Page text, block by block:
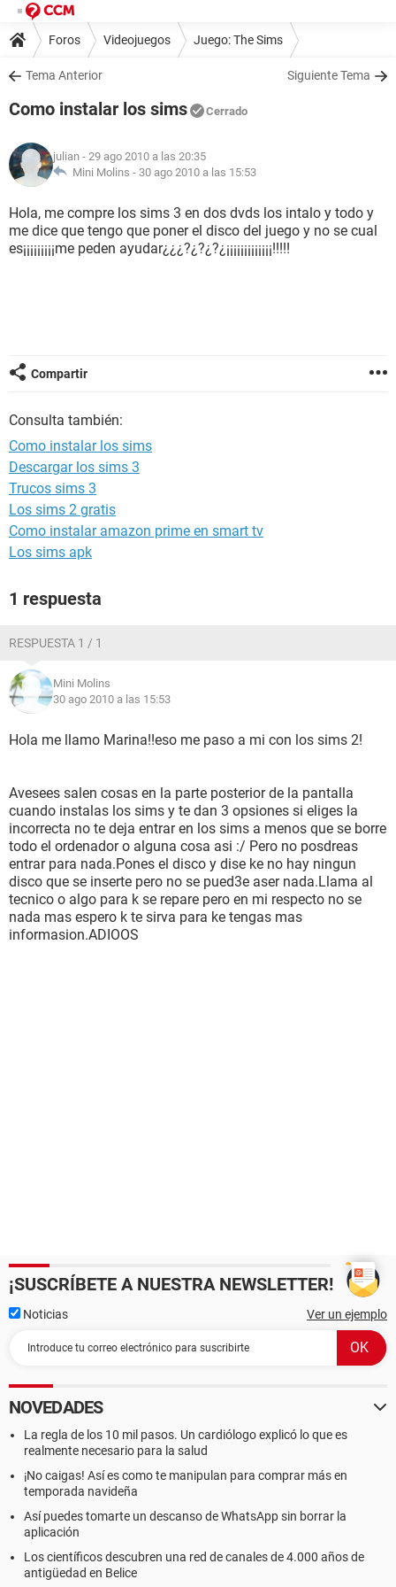
Foros Videojuegos Juego: The Sims
Tema Anterior Siguiente Tema
Como instalar los sims Cerrado
julian - 29 ago 2010 a las 20:35
Mini Molins - 30 ago 2010 a las 15:53
Hola, me compre los sims 3 en dos dvds los intalo y todo y
me dice que tengo que poner el disco del juego y no se cual
es¡¡¡¡¡¡¡¡¡me peden ayudar¿¿¿?¿?¿?¿¡¡¡¡¡¡¡¡¡¡¡¡¡!!!!!
Compartir
Consulta también:
Como instalar los sims
Descargar los sims 3
Trucos sims 3
Los sims 2 gratis
Como instalar amazon prime en smart tv
Los sims apk
1 respuesta
RESPUESTA 1 / 1
Mini Molins
30 ago 2010 a las 15:53
Hola me llamo Marina!!eso me paso a mi con los sims 2!
Avesees salen cosas en la parte posterior de la pantalla
cuando instalas los sims y te dan 3 opsiones si eliges la
incorrecta no te deja entrar en los sims a menos que se borre
todo el ordenador o alguna cosa asi :/ Pero no posdreas
entrar para nada.Pones el disco y dise ke no hay ningun
disco que se inserte pero no se pued3e aser nada.Llama al
tecnico o algo para k se repare pero en mi respecto no se
nada mas espero k te sirva para ke tengas mas
informasion.ADIOOS
¡SUSCRÍBETE A NUESTRA NEWSLETTER!
Noticias Ver un ejemplo
NOVEDADES
La regla de los 10 mil pasos. Un cardiólogo explicó lo que es
realmente necesario para la salud
¡No caigas! Así es como te manipulan para comprar más en
temporada navideña
Así puedes tomarte un descanso de WhatsApp sin borrar la
aplicación
Los científicos descubren una red de canales de 4.000 años de
antigüedad en Belice